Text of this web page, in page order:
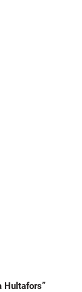
Hultafors”